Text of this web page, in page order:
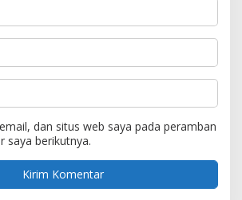
dan situs web saya pada peramban
saya berikutnya.